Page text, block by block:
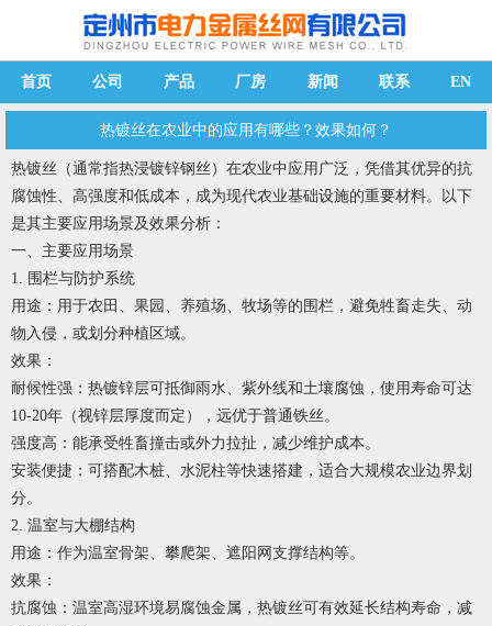
首页 公司 产品 厂房 新闻 联系 EN
热镀丝在农业中的应用有哪些？效果如何？
热镀丝 （通常指热浸镀锌钢丝）在农业中应用广泛，凭借其优异的抗
腐蚀性、高强度和低成本，成为现代农业基础设施的重要材料。以下
是其主要应用场景及效果分析：
一、主要应用场景
1. 围栏与防护系统
用途：用于农田、果园、养殖场、牧场等的围栏，避免牲畜走失、动
物入侵，或划分种植区域。
效果：
耐候性强：热镀锌层可抵御雨水、紫外线和土壤腐蚀，使用寿命可达
10-20年（视锌层厚度而定），远优于普通铁丝。
强度高：能承受牲畜撞击或外力拉扯，减少维护成本。
安装便捷：可搭配木桩、水泥柱等快速搭建，适合大规模农业边界划
分。
2. 温室与大棚结构
用途：作为温室骨架、攀爬架、遮阳网支撑结构等。
效果：
抗腐蚀：温室高湿环境易腐蚀金属，热镀丝可有效延长结构寿命，减